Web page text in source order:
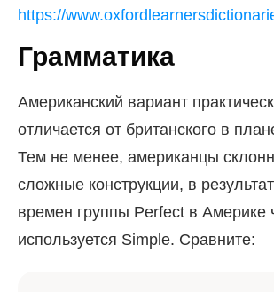
https://
Грамматика
Американский вариант
отличается от британского в
Тем не менее, американцы
сложные конструкции, в
времен группы Perfect в Америке
используется Simple. Сравните: